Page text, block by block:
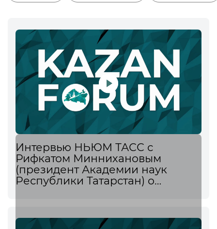
Интервью НЬЮМ ТАСС с
Рифкатом Миннихановым
(президент Академии наук
Республики Татарстан) о